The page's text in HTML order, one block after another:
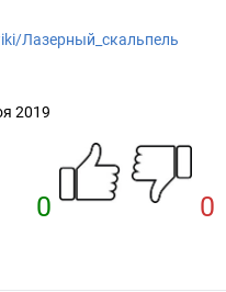
Лазерный_скальпель
2019
0 0